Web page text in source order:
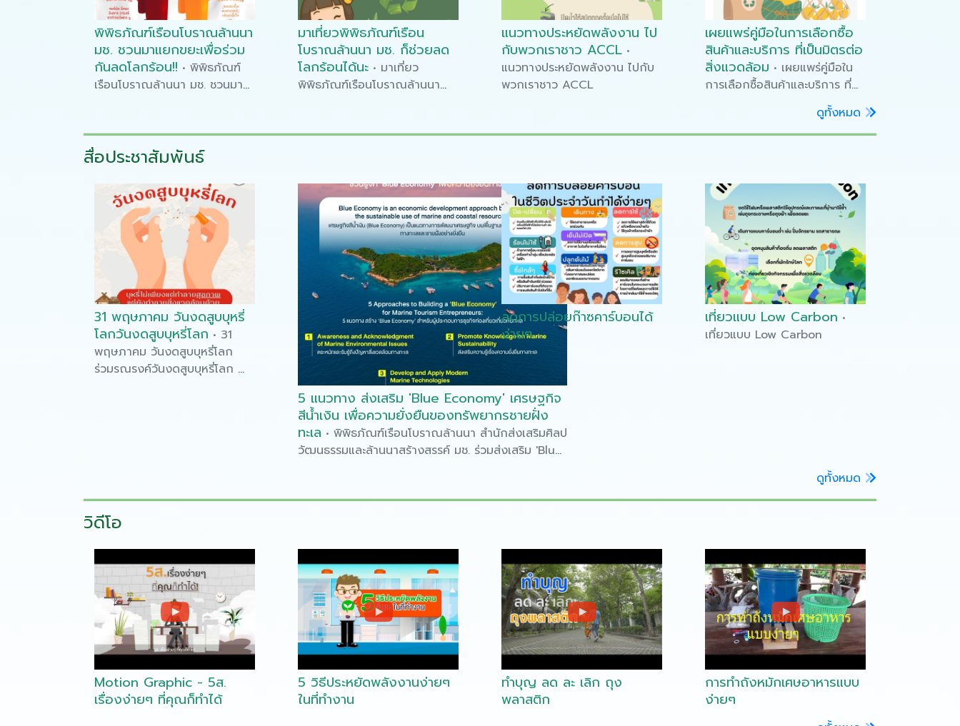
พิพิธภัณฑ์เรือนโบราณล้านนา
มช. ชวนมาแยกขยะเพื่อร่วม
กันลดโลกร้อน!! • พิพิธภัณฑ์
เรือนโบราณล้านนา มช. ชวนมา
มาเที่ยวพิพิธภัณฑ์เรือน
โบราณล้านนา มช. ก็ช่วยลด
โลกร้อนได้นะ • มาเที่ยว
พิพิธภัณฑ์เรือนโบราณล้านนา
แนวทางประหยัดพลังงาน ไป
กับพวกเราชาว ACCL •
แนวทางประหยัดพลังงาน ไปกับ
พวกเราชาว ACCL
เผยแพร่คู่มือในการเลือกซื้อ
สินค้าและบริการ ที่เป็นมิตรต่อ
สิ่งแวดล้อม • เผยแพร่คู่มือใน
การเลือกซื้อสินค้าและบริการ ที่
เป็นมิตรต่อสิ่งแวดล้อม โดยศูนย์
ปฏิบัติการวิเคราะห์มลพิษและสิ่ง
แวดล้อม กรมควบคุมมลพิษ
ดูทั้งหมด
สื่อประชาสัมพันธ์
31 พฤษภาคม วันงดสูบบุหรี่
โลกวันงดสูบบุหรี่โลก • 31
พฤษภาคม วันงดสูบบุหรี่โลก
ร่วมรณรงค์วันงดสูบบุหรี่โลก
5 แนวทาง ส่งเสริม 'Blue Economy' เศรษฐกิจ
สีน้ำเงิน เพื่อความยั่งยืนของทรัพยากรชายฝั่ง
ทะเล • พิพิธภัณฑ์เรือนโบราณล้านนา สำนักส่งเสริมศิลป
วัฒนธรรมและล้านนาสร้างสรรค์ มช. ร่วมส่งเสริม 'Blue
ทรัพยากรชายฝั่งทะเล 1. ตระหนักและระบุปัญหาสิ่ง
อย่างเป็นระบบในทุกภาคส่วน 5. วัดผล เพื่อพัฒนา
ปรับปรุงแผนต่อไป ขอบคุณข้อมูลจาก https://tat-
academy.web.app/th/publish/article/21b65b2c-
b467-42d6-99c2-febfca1805f3
ลดการปล่อยก๊าซคาร์บอนได้
ง่ายๆ
เที่ยวแบบ Low Carbon •
เที่ยวแบบ Low Carbon
ดูทั้งหมด
วิดีโอ
Motion Graphic - 5ส.
เรื่องง่ายๆ ที่คุณก็ทำได้
5 วิธีประหยัดพลังงานง่ายๆ
ในที่ทำงาน
ทำบุญ ลด ละ เลิก ถุง
พลาสติก
การทำถังหมักเศษอาหารแบบ
ง่ายๆ